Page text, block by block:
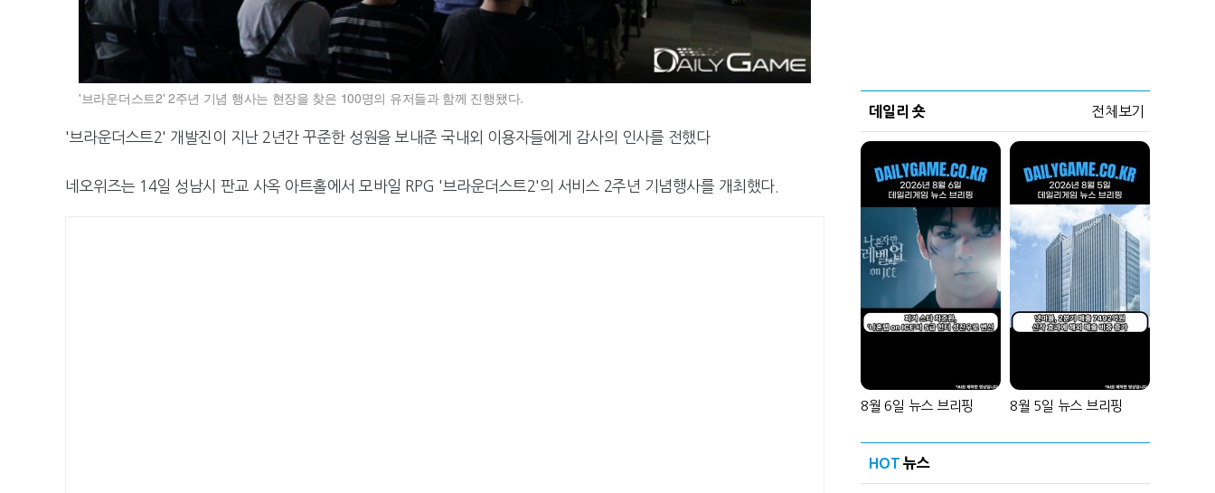
'브라운더스트2' 2주년 기념 행사는 현장을 찾은 100명의 유저들과 함께 진행됐다.
'브라운더스트2' 개발진이 지난 2년간 꾸준한 성원을 보내준 국내외 이용자들에게 감사의 인사를 전했다
네오위즈는 14일 성남시 판교 사옥 아트홀에서 모바일 RPG '브라운더스트2'의 서비스 2주년 기념행사를 개최했다.
데일리 숏 전체보기
8월 6일 뉴스 브리핑 8월 5일 뉴스 브리핑
HOT 뉴스